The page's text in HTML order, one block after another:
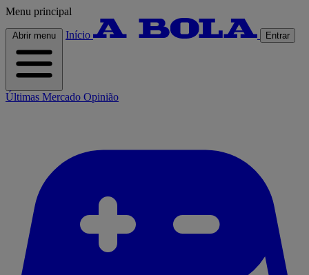
Menu principal
Abrir menu Início Entrar
Últimas Mercado Opinião